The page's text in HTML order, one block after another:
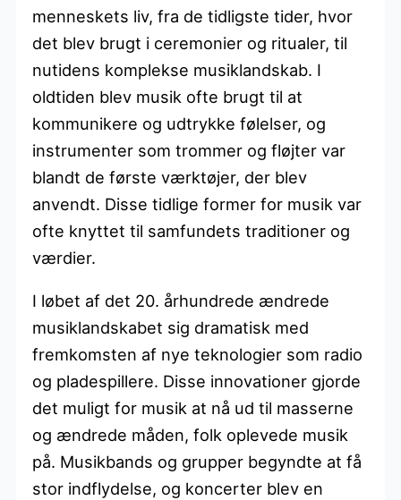
menneskets liv, fra de tidligste tider, hvor
det blev brugt i ceremonier og ritualer, til
nutidens komplekse musiklandskab. I
oldtiden blev musik ofte brugt til at
kommunikere og udtrykke følelser, og
instrumenter som trommer og fløjter var
blandt de første værktøjer, der blev
anvendt. Disse tidlige former for musik var
ofte knyttet til samfundets traditioner og
værdier.
I løbet af det 20. århundrede ændrede
musiklandskabet sig dramatisk med
fremkomsten af nye teknologier som radio
og pladespillere. Disse innovationer gjorde
det muligt for musik at nå ud til masserne
og ændrede måden, folk oplevede musik
på. Musikbands og grupper begyndte at få
stor indflydelse, og koncerter blev en